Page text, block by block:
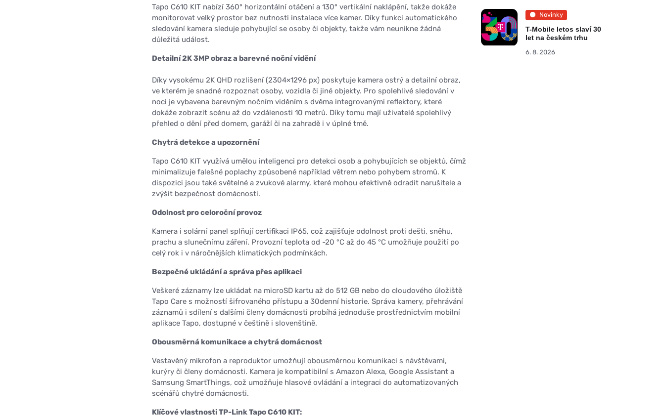
Tapo C610 KIT nabízí 360° horizontální otáčení a 130° vertikální naklápění, takže dokáže
monitorovat velký prostor bez nutnosti instalace více kamer. Díky funkci automatického
sledování kamera sleduje pohybující se osoby či objekty, takže vám neunikne žádná
důležitá událost.
Detailní 2K 3MP obraz a barevné noční vidění
Díky vysokému 2K QHD rozlišení (2304×1296 px) poskytuje kamera ostrý a detailní obraz,
ve kterém je snadné rozpoznat osoby, vozidla či jiné objekty. Pro spolehlivé sledování v
noci je vybavena barevným nočním viděním s dvěma integrovanými reflektory, které
dokáže zobrazit scénu až do vzdálenosti 10 metrů. Díky tomu mají uživatelé spolehlivý
přehled o dění před domem, garáží či na zahradě i v úplné tmě.
Chytrá detekce a upozornění
Tapo C610 KIT využívá umělou inteligenci pro detekci osob a pohybujících se objektů, čímž
minimalizuje falešné poplachy způsobené například větrem nebo pohybem stromů. K
dispozici jsou také světelné a zvukové alarmy, které mohou efektivně odradit narušitele a
zvýšit bezpečnost domácnosti.
Odolnost pro celoroční provoz
Kamera i solární panel splňují certifikaci IP65, což zajišťuje odolnost proti dešti, sněhu,
prachu a slunečnímu záření. Provozní teplota od -20 °C až do 45 °C umožňuje použití po
celý rok i v náročnějších klimatických podmínkách.
Bezpečné ukládání a správa přes aplikaci
Veškeré záznamy lze ukládat na microSD kartu až do 512 GB nebo do cloudového úložiště
Tapo Care s možností šifrovaného přístupu a 30denní historie. Správa kamery, přehrávání
záznamů i sdílení s dalšími členy domácnosti probíhá jednoduše prostřednictvím mobilní
aplikace Tapo, dostupné v češtině i slovenštině.
Obousměrná komunikace a chytrá domácnost
Vestavěný mikrofon a reproduktor umožňují obousměrnou komunikaci s návštěvami,
kurýry či členy domácnosti. Kamera je kompatibilní s Amazon Alexa, Google Assistant a
Samsung SmartThings, což umožňuje hlasové ovládání a integraci do automatizovaných
scénářů chytré domácnosti.
Klíčové vlastnosti TP-Link Tapo C610 KIT:
Novinky
T-Mobile letos slaví 30
let na českém trhu
6. 8. 2026